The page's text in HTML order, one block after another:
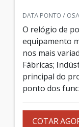
DATA PONTO /
O relógio de
equipamento
nos mais
Fábricas;
principal do
ponto dos
COTAR